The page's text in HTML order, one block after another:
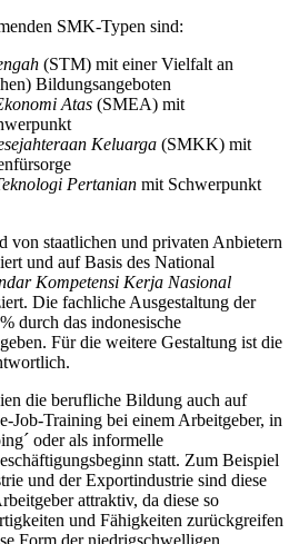
SMK-Typen sind:
(STM) mit einer Vielfalt an
Bildungsangeboten
Atas (SMEA) mit
Keluarga (SMKK) mit
Pertanian mit Schwerpunkt
staatlichen und privaten Anbietern
und auf Basis des National
Kompetensi Kerja Nasional
Die fachliche Ausgestaltung der
durch das indonesische
Für die weitere Gestaltung ist die
die berufliche Bildung auch auf
Job-Training bei einem Arbeitgeber, in
oder als informelle
statt. Zum Beispiel
und der Exportindustrie sind diese
attraktiv, da diese so
und Fähigkeiten zurückgreifen